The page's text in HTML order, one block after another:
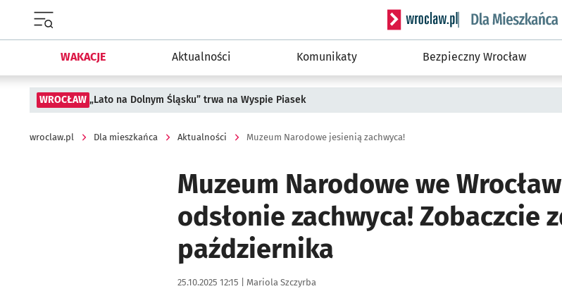
Serwis informacyjny wroclaw.pl
WAKACJE Aktualności Komunikaty Bezpieczny Wrocław
WROCŁAW „Lato na Dolnym Śląsku” trwa na Wyspie Piasek
wroclaw.pl Dla mieszkańca Aktualności Muzeum Narodowe jesienią zachwyca!
Muzeum Narodowe we
odsłonie zachwyca! Zobaczcie
października
Data publikacji:
25.10.2025 12:15 | Autor:
Mariola Szczyrba